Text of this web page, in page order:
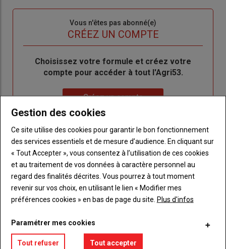
Vous n'êtes pas abonné(e)
CRÉEZ UN COMPTE
BodyChoisissez votre formule et créez votre
compte pour accéder à tout l'Agri53.
Lien Créez un compte
Gestion des cookies
Ce site utilise des cookies pour garantir le bon fonctionnement
des services essentiels et de mesure d’audience. En cliquant sur
« Tout Accepter », vous consentez à l’utilisation de ces cookies
et au traitement de vos données à caractère personnel au
regard des finalités décrites. Vous pourrez à tout moment
revenir sur vos choix, en utilisant le lien « Modifier mes
préférences cookies » en bas de page du site. Plus d'infos
Paramétrer mes cookies
Tout refuser Tout accepter